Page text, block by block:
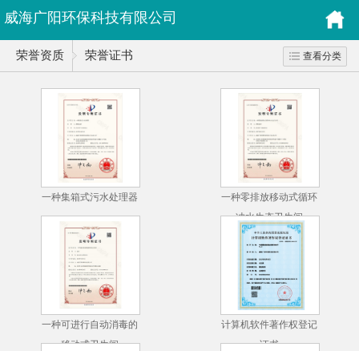
威海广阳环保科技有限公司
荣誉资质 荣誉证书 查看分类
一种集箱式污水处理器
一种零排放移动式循环
冲水生态卫生间
一种可进行自动消毒的
移动式卫生间
计算机软件著作权登记
证书